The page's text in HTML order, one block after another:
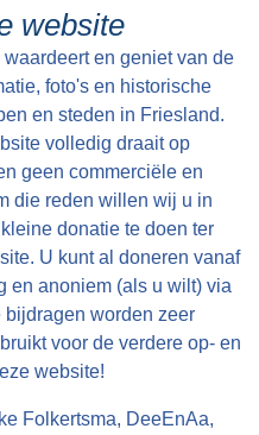
40 een tweede
Floreen by JELLE
en May 1793 vry van
de lasten a 222
geboden is
is de zoon van
Pytter en Ytie zijn in
en boeren daarna in
Jelle wordt geboren in
boer onder
Easthimmerwei
Meike Beints uit
zijn vader op.
website
en geniet van de
foto's en historische
en steden in Friesland.
volledig draait op
geen commerciële en
die reden willen wij u in
donatie te doen ter
U kunt al doneren vanaf
en anoniem (als u wilt) via
worden zeer
voor de verdere op- en
website!
Folkertsma, DeeEnAa,